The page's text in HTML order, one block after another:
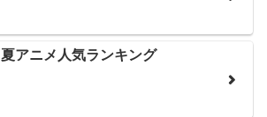
夏アニメ人気ランキング